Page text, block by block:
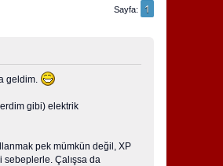
Sayfa 1
geldim.
gibi) elektrik
pek mümkün değil, XP
Çalışsa da